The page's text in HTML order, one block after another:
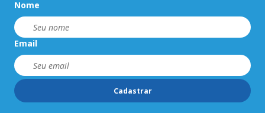
Nome
Email
Cadastrar